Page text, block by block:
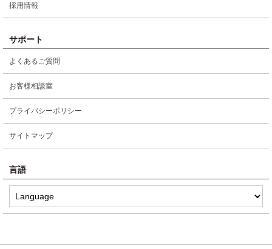
採用情報
サポート
よくあるご質問
お客様相談室
プライバシーポリシー
サイトマップ
言語